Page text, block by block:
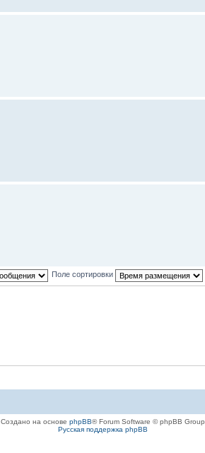
Поле сортировки
Создано на основе phpBB® Forum Software © phpBB Group
Русская поддержка phpBB